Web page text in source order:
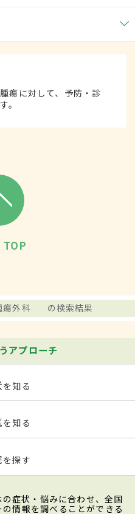
瘍に対して、予防・診
。
TOP
瘍外科 の検索結果
アプローチ
を知る
を知る
を探す
症状・悩みに合わせ、全国
情報を調べることができる